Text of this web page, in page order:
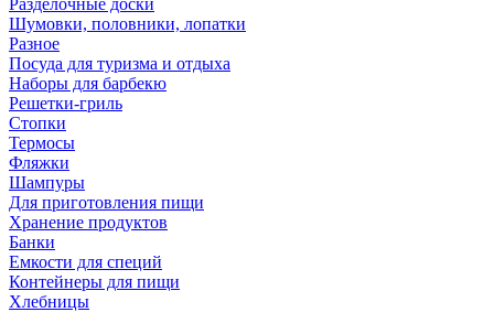
Разделочные доски
Шумовки, половники, лопатки
Разное
Посуда для туризма и отдыха
Наборы для барбекю
Решетки-гриль
Стопки
Термосы
Фляжки
Шампуры
Для приготовления пищи
Хранение продуктов
Банки
Емкости для специй
Контейнеры для пищи
Хлебницы